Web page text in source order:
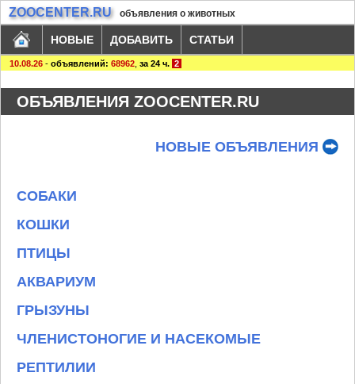
ZOOCENTER.RU объявления о животных
НОВЫЕ ДОБАВИТЬ СТАТЬИ
10.08.26 - объявлений: 68962 за 24 ч. 2
ОБЪЯВЛЕНИЯ ZOOCENTER.RU
НОВЫЕ ОБЪЯВЛЕНИЯ
СОБАКИ
КОШКИ
ПТИЦЫ
АКВАРИУМ
ГРЫЗУНЫ
ЧЛЕНИСТОНОГИЕ И НАСЕКОМЫЕ
РЕПТИЛИИ